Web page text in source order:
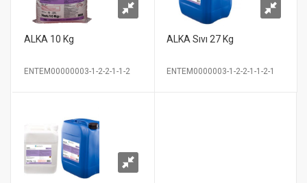
ALKA 10 Kg
ENTEM00000003-1-2-2-1-1-2
ALKA Sıvı 27 Kg
ENTEM0000003-1-2-2-1-1-2-1